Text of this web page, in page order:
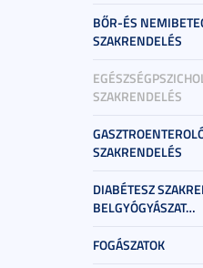
BŐR-ÉS
SZAKRENDELÉS
SZAKRENDELÉS
SZAKRENDELÉS
DIABÉTESZ
BELGYÓGYÁSZAT…
FOGÁSZATOK